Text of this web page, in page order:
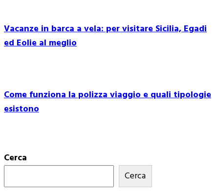
Vacanze in barca a vela: per visitare Sicilia, Egadi
ed Eolie al meglio
Come funziona la polizza viaggio e quali tipologie
esistono
Cerca
Cerca